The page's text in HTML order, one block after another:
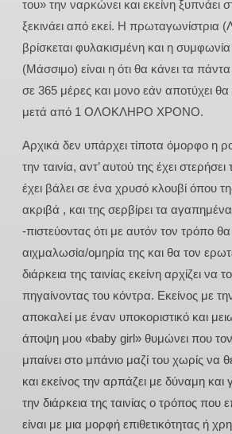
του» την ναρκώνει και εκείνη ξυπνάει
ξεκινάει από εκεί. Η πρωταγωνίστρια
βρίσκεται φυλακισμένη και η
(Μάσσιμο) είναι η ότι θα κάνει τα
σε 365 μέρες και μονο εάν αποτύχει
μετά από 1 ΟΛΟΚΛΗΡΟ ΧΡΟΝΟ.
Αρχικά δεν υπάρχει τίποτα όμορφο η
την ταινία, αντ’ αυτού της έχει
έχει βάλει σε ένα χρυσό κλουβί όπου
ακριβά , και της σερβίρει τα
-πιστεύοντας ότι με αυτόν τον τρόπο θα
αιχμαλωσία/ομηρία της και θα τον
διάρκεια της ταινίας εκείνη αρχίζει να
πηγαίνοντας του κόντρα. Εκείνος με
αποκαλεί με έναν υποκοριστικό και
άποψη μου «baby girl» θυμώνει που τον
μπαίνει στο μπάνιο μαζί του χωρίς να
και εκείνος την αρπάζει με δύναμη και
την διάρκεια της ταινίας ο τρόπος που
είναι με μια μορφή επιθετικότητας ή